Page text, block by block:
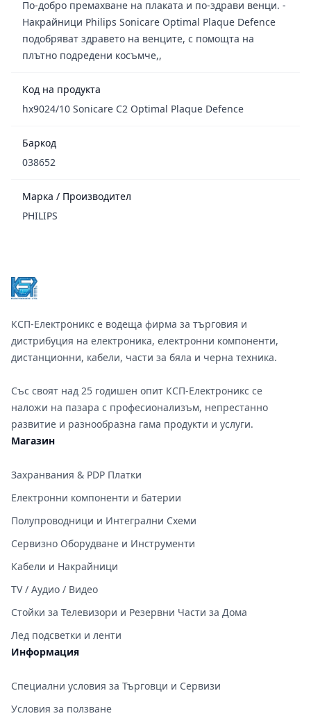
По-добро премахване на плаката и по-здрави венци. -
Накрайници Philips Sonicare Optimal Plaque Defence
подобряват здравето на венците, с помощта на
плътно подредени косъмче,,
Код на продукта
hx9024/10 Sonicare C2 Optimal Plaque Defence
Баркод
038652
Марка / Производител
PHILIPS
КСП-Електроникс е водеща фирма за търговия и
дистрибуция на електроника, електронни компоненти,
дистанционни, кабели, части за бяла и черна техника.
Със своят над 25 годишен опит КСП-Електроникс се
наложи на пазара с професионализъм, непрестанно
развитие и разнообразна гама продукти и услуги.
Магазин
Захранвания & PDP Платки
Електронни компоненти и батерии
Полупроводници и Интегрални Схеми
Сервизно Оборудване и Инструменти
Кабели и Накрайници
TV / Аудио / Видео
Стойки за Телевизори и Резервни Части за Дома
Лед подсветки и ленти
Информация
Специални условия за Търговци и Сервизи
Условия за ползване